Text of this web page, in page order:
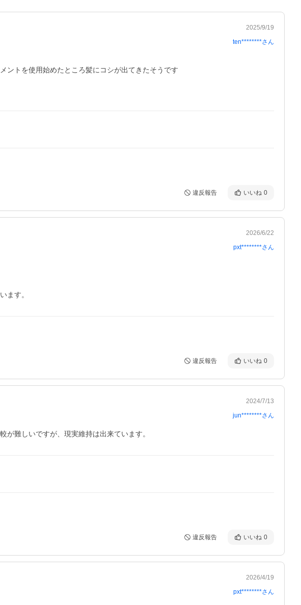
2025/9/19
ten********さん
ントを使用始めたところ髪にコシが出てきたそうです
違反報告 いいね 0
2026/6/22
pxt********さん
ます。
違反報告 いいね 0
2024/7/13
jun********さん
難しいですが、現実維持は出来ています。
違反報告 いいね 0
2026/4/19
pxt********さん